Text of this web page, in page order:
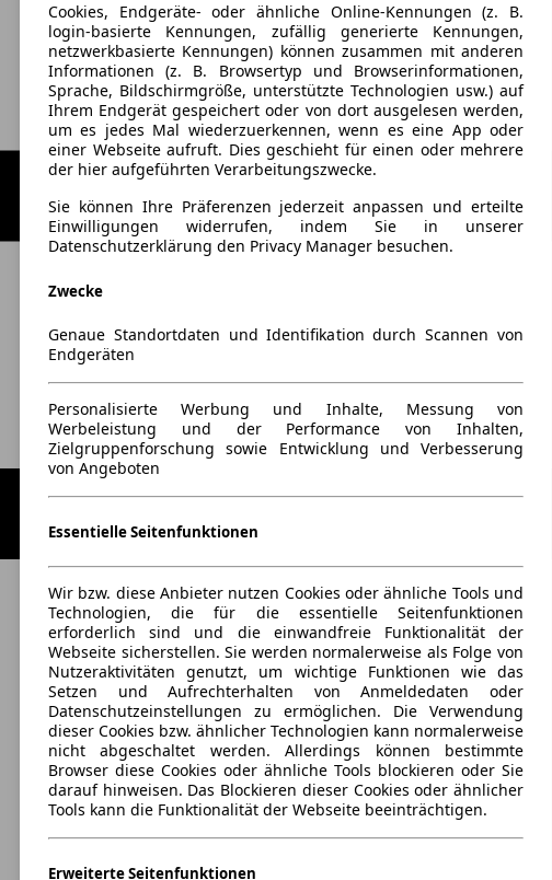
Cookies, Endgeräte- oder ähnliche Online-Kennungen (z. B.
login-basierte Kennungen, zufällig generierte Kennungen,
netzwerkbasierte Kennungen) können zusammen mit anderen
Informationen (z. B. Browsertyp und Browserinformationen,
Sprache, Bildschirmgröße, unterstützte Technologien usw.) auf
Ihrem Endgerät gespeichert oder von dort ausgelesen werden,
um es jedes Mal wiederzuerkennen, wenn es eine App oder
einer Webseite aufruft. Dies geschieht für einen oder mehrere
der hier aufgeführten Verarbeitungszwecke.
Sie können Ihre Präferenzen jederzeit anpassen und erteilte
Einwilligungen widerrufen, indem Sie in unserer
Datenschutzerklärung den Privacy Manager besuchen.
Zwecke
Genaue Standortdaten und Identifikation durch Scannen von
Endgeräten
Personalisierte Werbung und Inhalte, Messung von
Werbeleistung und der Performance von Inhalten,
Zielgruppenforschung sowie Entwicklung und Verbesserung
von Angeboten
Essentielle Seitenfunktionen
Wir bzw. diese Anbieter nutzen Cookies oder ähnliche Tools und
Technologien, die für die essentielle Seitenfunktionen
erforderlich sind und die einwandfreie Funktionalität der
Webseite sicherstellen. Sie werden normalerweise als Folge von
Nutzeraktivitäten genutzt, um wichtige Funktionen wie das
Setzen und Aufrechterhalten von Anmeldedaten oder
Datenschutzeinstellungen zu ermöglichen. Die Verwendung
dieser Cookies bzw. ähnlicher Technologien kann normalerweise
nicht abgeschaltet werden. Allerdings können bestimmte
Browser diese Cookies oder ähnliche Tools blockieren oder Sie
darauf hinweisen. Das Blockieren dieser Cookies oder ähnlicher
Tools kann die Funktionalität der Webseite beeinträchtigen.
Erweiterte Seitenfunktionen